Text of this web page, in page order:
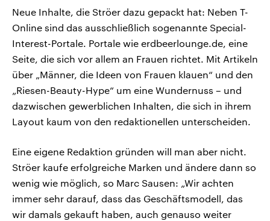
Neue Inhalte, die Ströer dazu gepackt hat: Neben T-
Online sind das ausschließlich sogenannte Special-
Interest-Portale. Portale wie erdbeerlounge.de, eine
Seite, die sich vor allem an Frauen richtet. Mit Artikeln
über „Männer, die Ideen von Frauen klauen“ und den
„Riesen-Beauty-Hype“ um eine Wundernuss – und
dazwischen gewerblichen Inhalten, die sich in ihrem
Layout kaum von den redaktionellen unterscheiden.
Eine eigene Redaktion gründen will man aber nicht.
Ströer kaufe erfolgreiche Marken und ändere dann so
wenig wie möglich, so Marc Sausen: „Wir achten
immer sehr darauf, dass das Geschäftsmodell, das
wir damals gekauft haben, auch genauso weiter